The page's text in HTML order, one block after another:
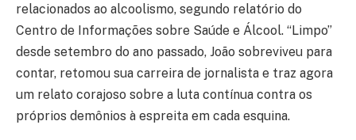
relacionados ao alcoolismo, segundo relatório do
Centro de Informações sobre Saúde e Álcool. “Limpo”
desde setembro do ano passado, João sobreviveu para
contar, retomou sua carreira de jornalista e traz agora
um relato corajoso sobre a luta contínua contra os
próprios demônios à espreita em cada esquina.